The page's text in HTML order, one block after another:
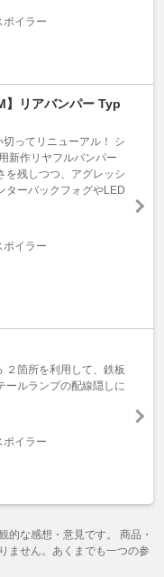
ポイラー
】リアバンパー Typ
ってリニューアル！ シ
新作リヤフルバンパー
を残しつつ、アグレッシ
ターバックフォグやLED
ポイラー
２箇所を利用して、鉄板
ールランプの配線隠しに
ポイラー
な感想・意見です。 商品・
ません。あくまでも一つの参